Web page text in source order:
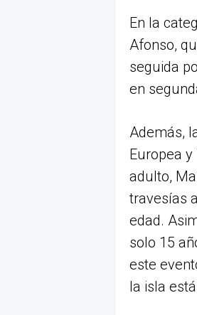
En la
Afonso,
seguida
en
Además,
Europea
adulto,
travesías
edad.
solo 15
este
la isla